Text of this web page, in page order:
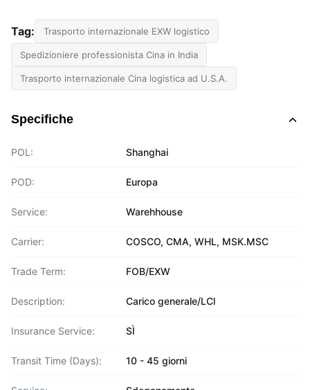
Tag: Trasporto internazionale EXW logistico
Spedizioniere professionista Cina in India
Trasporto internazionale Cina logistica ad U.S.A.
Specifiche
POL: Shanghai
POD: Europa
Service: Warehhouse
Carrier: COSCO, CMA, WHL, MSK.MSC
Trade Term: FOB/EXW
Description: Carico generale/LCl
Insurance Service: SÌ
Transit Time (Days): 10 - 45 giorni